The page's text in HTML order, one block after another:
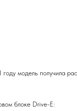
модель получила
блоке Drive-E: